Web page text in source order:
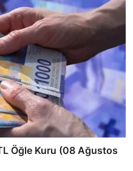
Öğle Kuru (08 Ağustos